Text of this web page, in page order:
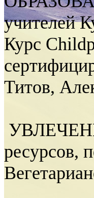
учителей
Курс
Титов,
ресурсов,